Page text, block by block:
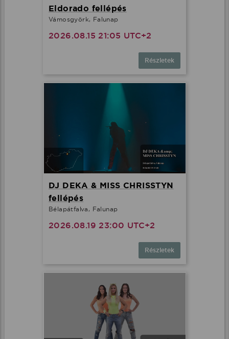
Eldorado fellépés
Vámosgyörk, Falunap
2026.08.15 21:05 UTC+2
Részletek
DJ DEKA & MISS CHRISSTYN
fellépés
Bélapátfalva, Falunap
2026.08.19 23:00 UTC+2
Részletek